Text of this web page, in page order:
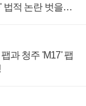
법적 논란 벗을지
과 청주 'M17' 팹